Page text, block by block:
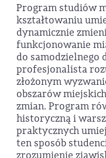
Program studiów
kształtowaniu
dynamicznie
funkcjonowanie
do samodzielnego
profesjonalista
złożonym
obszarów
zmian. Program
historyczną i
praktycznych
ten sposób
zrozumienie